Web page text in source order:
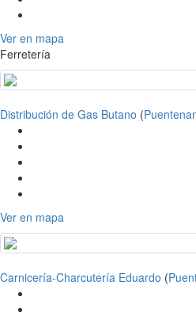
Ver en mapa
Ferretería
Distribución de Gas Butano (
Ver en mapa
Carnicería-Charcutería Eduardo (